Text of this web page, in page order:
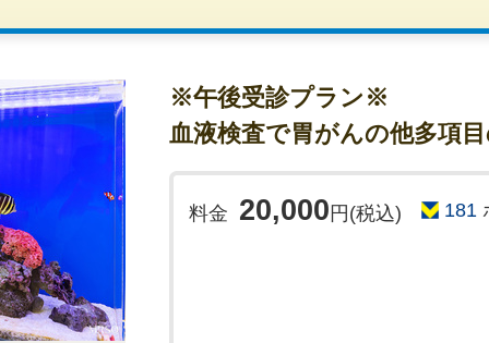
※午後受診プラン※
血液検査で胃がんの他多項
料金 20,000円(税込) 181